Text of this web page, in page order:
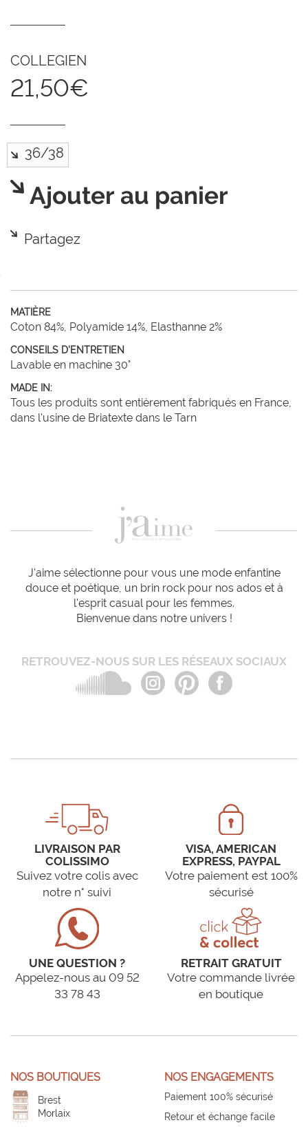
COLLEGIEN
21,50€
Ajouter au panier
Partagez
MATIÈRE
Coton 84%, Polyamide 14%, Elasthanne 2%
CONSEILS D'ENTRETIEN
Lavable en machine 30°
MADE IN:
Tous les produits sont entièrement fabriqués en France,
dans l'usine de Briatexte dans le Tarn
J'aime sélectionne pour vous une mode enfantine
douce et poétique, un brin rock pour nos ados et à
l'esprit casual pour les femmes.
Bienvenue dans notre univers !
RETROUVEZ-NOUS SUR LES RÉSEAUX SOCIAUX
LIVRAISON PAR
COLISSIMO
Suivez votre colis avec
notre n° suivi
VISA, AMERICAN
EXPRESS, PAYPAL
Votre paiement est 100%
sécurisé
UNE QUESTION ?
Appelez-nous au 09 52
33 78 43
RETRAIT GRATUIT
Votre commande livrée
en boutique
NOS BOUTIQUES
Brest
Morlaix
NOS ENGAGEMENTS
Paiement 100% sécurisé
Retour et échange facile